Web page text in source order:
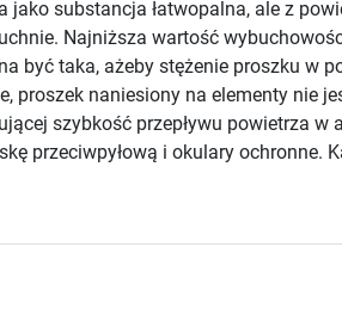
substancja łatwopalna, ale z
Najniższa wartość
być taka, ażeby stężenie proszku w
proszek naniesiony na elementy nie
szybkość przepływu powietrza
przeciwpyłową i okulary